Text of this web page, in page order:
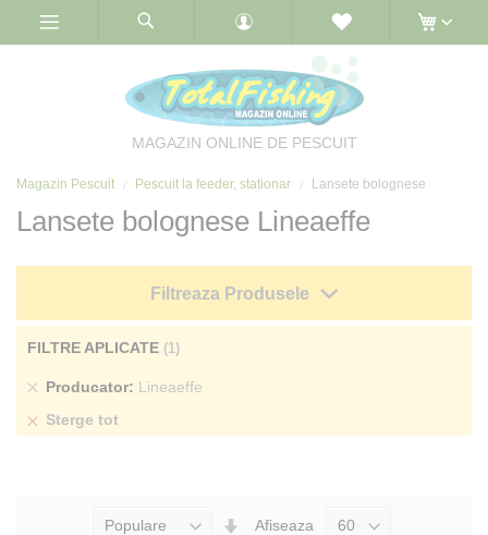
MAGAZIN ONLINE DE PESCUIT
Magazin Pescuit Pescuit la feeder, stationar Lansete bolognese
Lansete bolognese Lineaeffe
Seteaza
Afiseaza
Filtreaza Produsele
FILTRE APLICATE
Producator Lineaeffe
Sterge
Sterge tot